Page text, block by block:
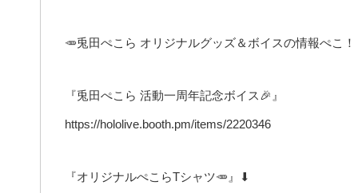
🥕兎田ぺこら オリジナルグッズ＆ボイスの情報ぺこ！
『兎田ぺこら 活動一周年記念ボイス🎉』
https://hololive.booth.pm/items/2220346
『オリジナルぺこらTシャツ🥕』⬇